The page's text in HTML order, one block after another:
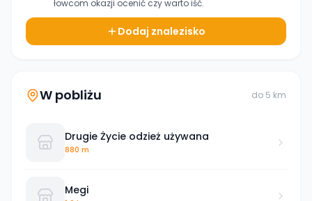
łowcom okazji ocenić czy warto iść.
Dodaj znalezisko
W pobliżu do 5 km
Drugie Życie odzież używana
880 m
Megi